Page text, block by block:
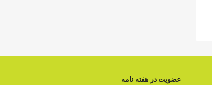
عضویت در هفته نامه